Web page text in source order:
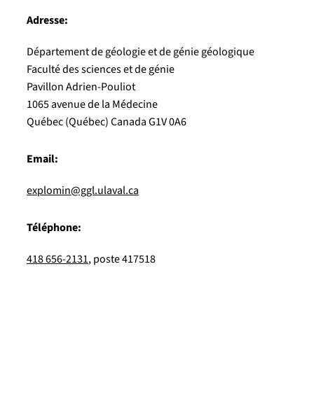
Adresse:
Département de géologie et de génie géologique
Faculté des sciences et de génie
Pavillon Adrien-Pouliot
1065 avenue de la Médecine
Québec (Québec) Canada G1V 0A6
Email:
explomin@ggl.ulaval.ca
Téléphone:
418 656-2131, poste 417518